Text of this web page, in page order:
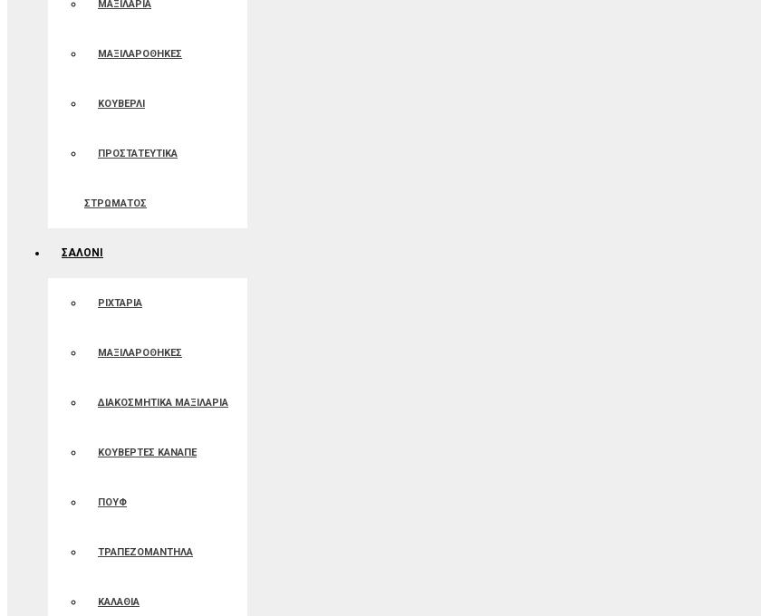
ΜΑΞΙΛΑΡΙΑ
ΜΑΞΙΛΑΡΟΘΗΚΕΣ
ΚΟΥΒΕΡΛΙ
ΠΡΟΣΤΑΤΕΥΤΙΚΑ
ΣΤΡΩΜΑΤΟΣ
ΣΑΛΟΝΙ
ΡΙΧΤΑΡΙΑ
ΜΑΞΙΛΑΡΟΘΗΚΕΣ
ΔΙΑΚΟΣΜΗΤΙΚΑ ΜΑΞΙΛΑΡΙΑ
ΚΟΥΒΕΡΤΕΣ ΚΑΝΑΠΕ
ΠΟΥΦ
ΤΡΑΠΕΖΟΜΑΝΤΗΛΑ
ΚΑΛΑΘΙΑ